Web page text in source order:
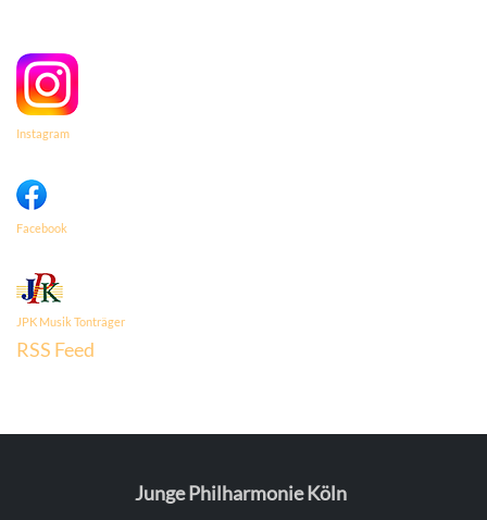
Instagram
Facebook
JPK Musik Tonträger
RSS Feed
Junge Philharmonie Köln